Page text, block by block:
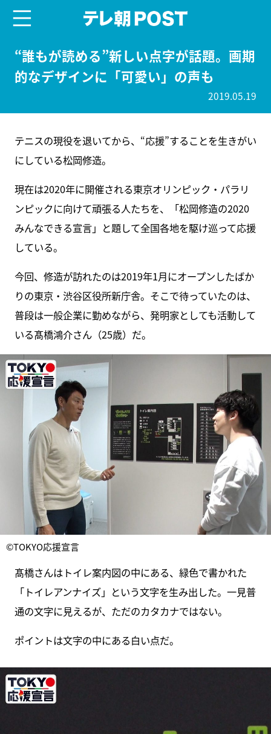
“誰もが読める”新しい点字が話題。画期
的なデザインに「可愛い」の声も
2019.05.19
テニスの現役を退いてから、“応援”することを生きがい
にしている松岡修造。
現在は2020年に開催される東京オリンピック・パラリ
ンピックに向けて頑張る人たちを、「松岡修造の2020
みんなできる宣言」と題して全国各地を駆け巡って応援
している。
今回、修造が訪れたのは2019年1月にオープンしたばか
りの東京・渋谷区役所新庁舎。そこで待っていたのは、
普段は一般企業に勤めながら、発明家としても活動して
いる髙橋鴻介さん（25歳）だ。
©TOKYO応援宣言
髙橋さんはトイレ案内図の中にある、緑色で書かれた
「トイレアンナイズ」という文字を生み出した。一見普
通の文字に見えるが、ただのカタカナではない。
ポイントは文字の中にある白い点だ。